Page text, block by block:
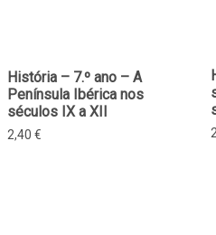
História – 7.º ano – A
Península Ibérica nos
séculos IX a XII
2,40 €